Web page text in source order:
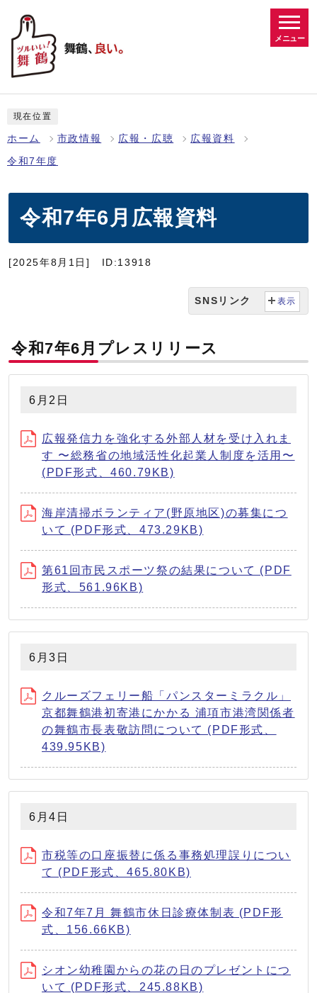
メニュー
現在位置
ホーム 市政情報 広報・広聴 広報資料
令和7年度
令和7年6月広報資料
[2025年8月1日] ID:13918
SNSリンク 表示
令和7年6月プレスリリース
6月2日
広報発信⼒を強化する外部⼈材を受け⼊れま
す 〜総務省の地域活性化起業⼈制度を活⽤〜
(PDF形式、460.79KB)
海岸清掃ボランティア(野原地区)の募集につ
いて (PDF形式、473.29KB)
第61回市⺠スポーツ祭の結果について (PDF
形式、561.96KB)
6月3日
クルーズフェリー船「パンスターミラクル」
京都舞鶴港初寄港にかかる 浦項市港湾関係者
の舞鶴市⻑表敬訪問について (PDF形式、
439.95KB)
6月4日
市税等の口座振替に係る事務処理誤りについ
て (PDF形式、465.80KB)
令和7年7月 舞鶴市休日診療体制表 (PDF形
式、156.66KB)
シオン幼稚園からの花の日のプレゼントにつ
いて (PDF形式、245.88KB)